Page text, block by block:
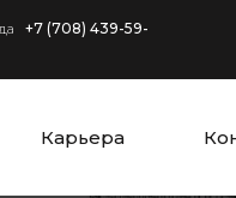
+7 (708) 439-59-
Карьера